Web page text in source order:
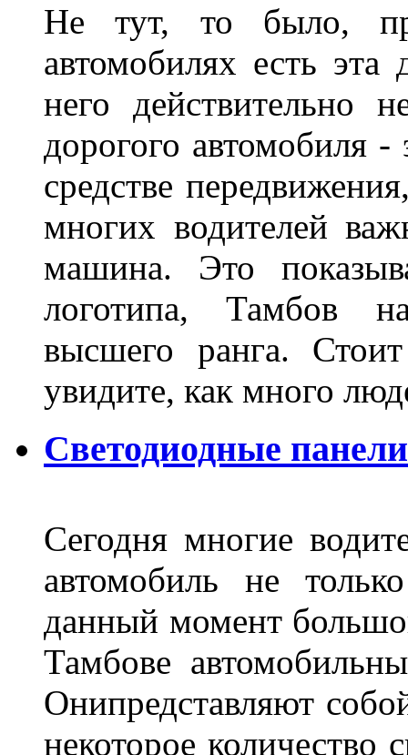
Не тут, то было,
автомобилях есть
него действительно
дорогого автомобиля
средстве
многих водителей
машина. Это
логотипа, Тамбов
высшего ранга.
увидите, как много
Светодиодные
Сегодня многие
автомобиль не
данный момент
Тамбове
Онипредставляют
некоторое количество